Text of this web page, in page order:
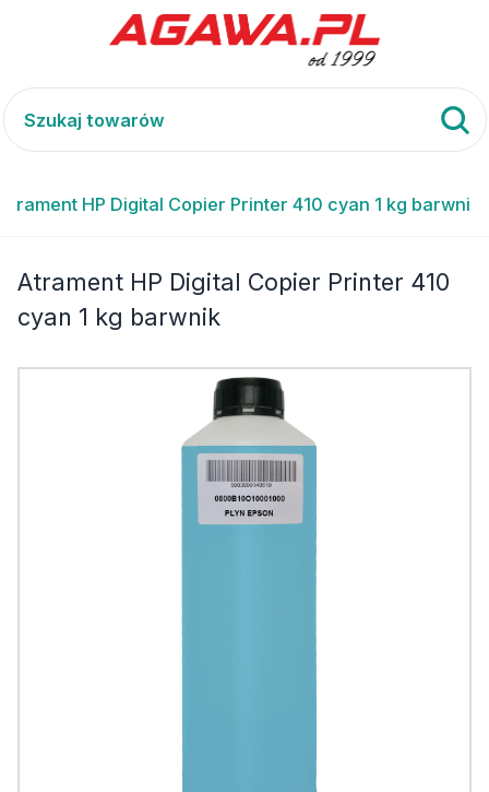
HP Digital Copier Printer 410 cyan 1 kg barwnik
Atrament HP Digital Copier Printer 410
cyan 1 kg barwnik